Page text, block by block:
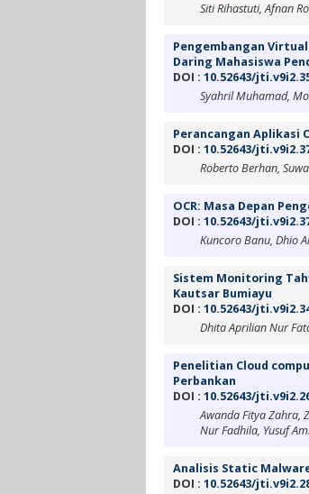
Siti Rihastuti, Afnan
Pengembangan
Daring Mahasiswa
DOI : 10.52643/
Syahril Muhamad,
Perancangan Aplikasi
DOI : 10.52643/
Roberto Berhan,
OCR: Masa Depan
DOI : 10.52643/
Kuncoro Banu, Dhio
Sistem Monitoring
Kautsar Bumiayu
DOI : 10.52643/
Dhita Aprilian Nur
Penelitian Cloud
Perbankan
DOI : 10.52643/
Awanda Fitya Zahra,
Nur Fadhila, Yusuf
Analisis Static
DOI : 10.52643/